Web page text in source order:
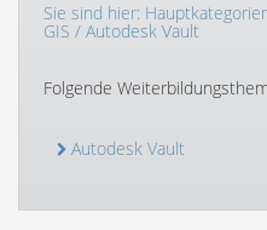
Sie sind hier:
GIS / Autodesk Vault
Folgende
Autodesk Vault